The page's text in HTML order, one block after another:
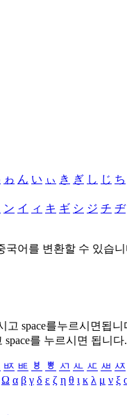
ゎ ん い ぃ き ぎ し じ ち
ン イ ィ キ ギ シ ジ チ ヂ
국어를 변환할 수 있습니
고 space를누르시면됩니
space를 누르시면 됩니다.
ㅶ ㅷ ㅸ ㅹ ㅺ ㅻ ㅼ ㅽ ㅾ
Ω α β γ δ ε ζ η θ ι κ λ μ ν ξ